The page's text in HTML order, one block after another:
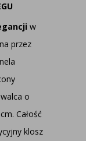
w
przez
o
Całość
klosz